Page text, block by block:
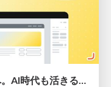
“なんとなくFigma”から一歩先へ。AI時代も活きるWeb制作フロー